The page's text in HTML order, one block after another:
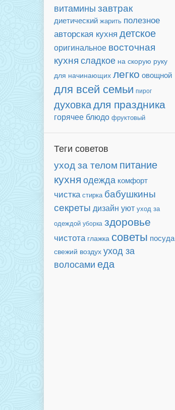
витамины завтрак
диетический жарить полезное
авторская кухня детское
оригинальное восточная
кухнясладкое на скорую руку
для начинающих легко овощной
для всей семьи пирог
духовкадля праздника
горячее блюдо фруктовый
Теги советов
уход за телом питание
кухня одежда комфорт
чистка стирка бабушкины
секреты дизайн уют уход за
одеждой уборка здоровье
чистота глажка советы посуда
свежий воздух уход за
волосамиеда